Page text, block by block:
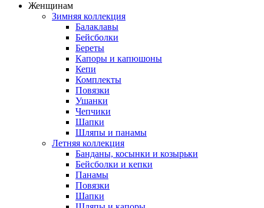
Женщинам
Зимняя коллекция
Балаклавы
Бейсболки
Береты
Капоры и капюшоны
Кепи
Комплекты
Повязки
Ушанки
Чепчики
Шапки
Шляпы и панамы
Летняя коллекция
Банданы, косынки и козырьки
Бейсболки и кепки
Панамы
Повязки
Шапки